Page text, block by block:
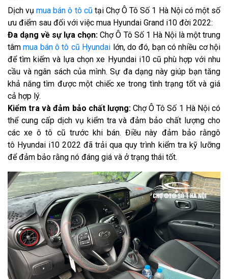
Dịch vụmua bán ô tô cũ tại Chợ Ô Tô Số 1 Hà Nội có một số
ưu điểm sau đối với việc mua Hyundai Grand i10 đời 2022:
Đa dạng về sự lựa chọn: Chợ Ô Tô Số 1 Hà Nội là một trung
tâmmua bán ô tô cũ Hyundai lớn, do đó, bạn có nhiều cơ hội
để tìm kiếm và lựa chọn xe Hyundai i10 cũ phù hợp với nhu
cầu và ngân sách của mình. Sự đa dạng này giúp bạn tăng
khả năng tìm được một chiếc xe trong tình trạng tốt và giá
cả hợp lý.
Kiểm tra và đảm bảo chất lượng:Chợ Ô Tô Số 1 Hà Nội có
thể cung cấp dịch vụ kiểm tra và đảm bảo chất lượng cho
các xe ô tô cũ trước khi bán. Điều này đảm bảo rằngô
tô Hyundai i10 2022 đã trải qua quy trình kiểm tra kỹ lưỡng
để đảm bảo rằng nó đáng giá và ở trạng thái tốt.